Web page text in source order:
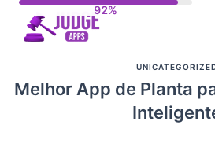
Melhor App de Planta